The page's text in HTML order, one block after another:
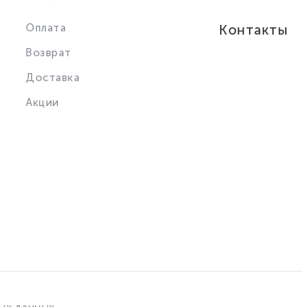
Оплата
Возврат
Доставка
Акции
Контакты